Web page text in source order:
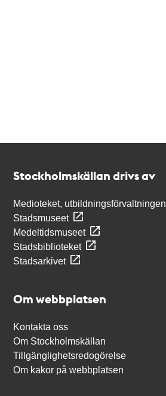
Stockholmskällan drivs av
Medioteket, utbildningsförvaltningen
Stadsmuseet
Medeltidsmuseet
Stadsbiblioteket
Stadsarkivet
Om webbplatsen
Kontakta oss
Om Stockholmskällan
Tillgänglighetsredogörelse
Om kakor på webbplatsen